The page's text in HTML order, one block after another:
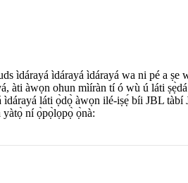
ìdárayá ìdárayá ìdárayá wa ni pé a ṣe
àti àwọn ohun mìíràn tí ó wù ú láti
láti ọ̀dọ̀ àwọn ilé-iṣẹ́ bíi JBL tàbí
yàtọ̀ ní ọ̀pọ̀lọpọ̀ ọ̀nà: